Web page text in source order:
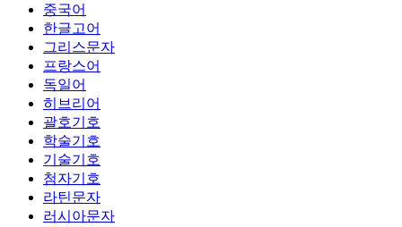
중국어
한글고어
그리스문자
프랑스어
독일어
히브리어
괄호기호
학술기호
기술기호
첨자기호
라틴문자
러시아문자